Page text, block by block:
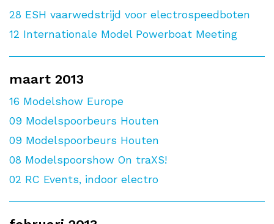
28 ESH vaarwedstrijd voor electrospeedboten
12 Internationale Model Powerboat Meeting
maart 2013
16 Modelshow Europe
09 Modelspoorbeurs Houten
09 Modelspoorbeurs Houten
08 Modelspoorshow On traXS!
02 RC Events, indoor electro